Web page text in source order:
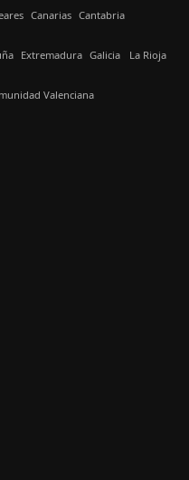
Canarias Cantabria
Extremadura Galicia La Rioja
Valenciana